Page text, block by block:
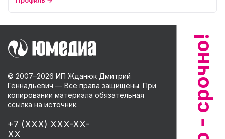
© 2007–2026 ИП Жданюк Дмитрий
Геннадьевич — Все права защищены. При
копировании материала обязательная
ссылка на источник.
+7 (XXX) XXX-XX-
XX